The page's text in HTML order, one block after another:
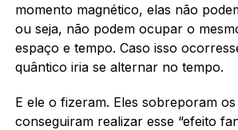
momento magnético, elas não
ou seja, não podem ocupar o
espaço e tempo. Caso isso
quântico iria se alternar no tempo.
E ele o fizeram. Eles sobreporam
conseguiram realizar esse “efeito